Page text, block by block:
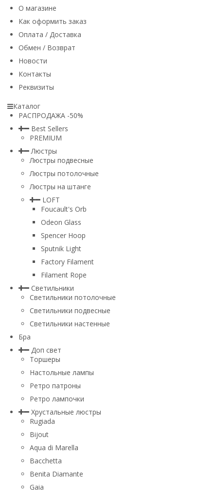
О магазине
Как оформить заказ
Оплата / Доставка
Обмен / Возврат
Новости
Контакты
Реквизиты
Каталог
РАСПРОДАЖА -50%
Best Sellers
PREMIUM
Люстры
Люстры подвесные
Люстры потолочные
Люстры на штанге
LOFT
Foucault's Orb
Odeon Glass
Spencer Hoop
Sputnik Light
Factory Filament
Filament Rope
Светильники
Светильники потолочные
Светильники подвесные
Светильники настенные
Бра
Доп свет
Торшеры
Настольные лампы
Ретро патроны
Ретро лампочки
Хрустальные люстры
Rugiada
Bijout
Aqua di Marella
Bacchetta
Benita Diamante
Gaia